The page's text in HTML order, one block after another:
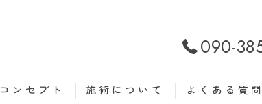
090-
コンセプト 施術について よくある質問